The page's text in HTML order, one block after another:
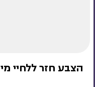
הצבע חזר ללחיי